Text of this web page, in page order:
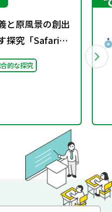
と原風景の創出
探究「Safari」
を学びの庭へ、
ド探究部10年の
的な探究